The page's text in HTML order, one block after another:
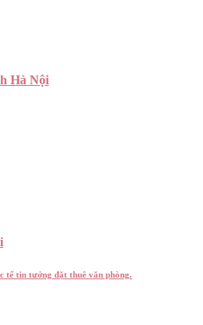
Hà Nội
tế tin tưởng đặt thuê văn phòng.